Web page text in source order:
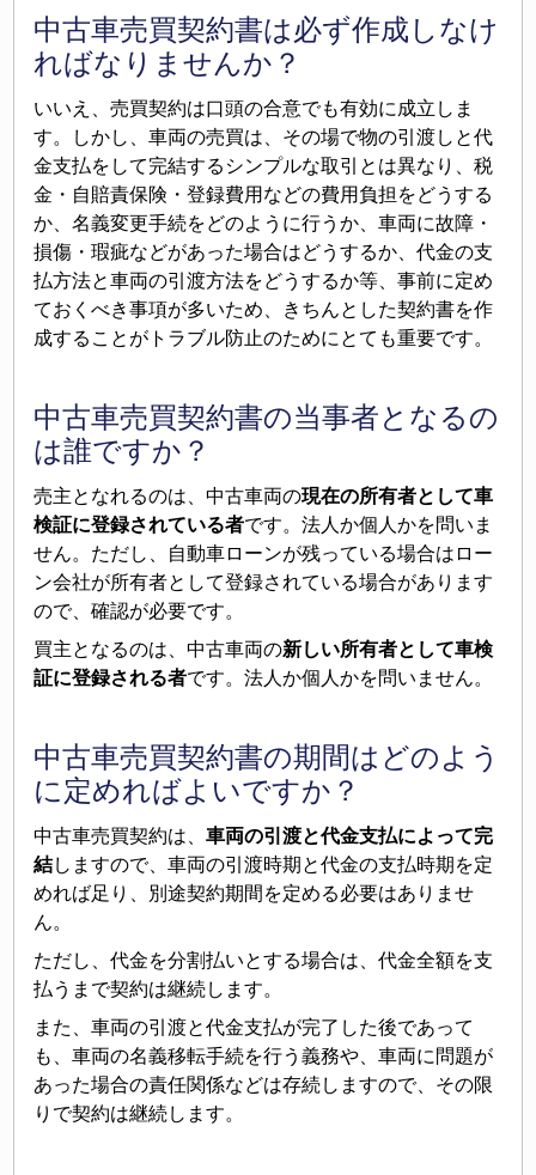
中古車売買契約書は必ず作成しなけ
ればなりませんか？
いいえ、売買契約は口頭の合意でも有効に成立しま
す。しかし、車両の売買は、その場で物の引渡しと代
金支払をして完結するシンプルな取引とは異なり、税
金・自賠責保険・登録費用などの費用負担をどうする
か、名義変更手続をどのように行うか、車両に故障・
損傷・瑕疵などがあった場合はどうするか、代金の支
払方法と車両の引渡方法をどうするか等、事前に定め
ておくべき事項が多いため、きちんとした契約書を作
成することがトラブル防止のためにとても重要です。
中古車売買契約書の当事者となるの
は誰ですか？
売主となれるのは、中古車両の現在の所有者として車
検証に登録されている者です。法人か個人かを問いま
せん。ただし、自動車ローンが残っている場合はロー
ン会社が所有者として登録されている場合があります
ので、確認が必要です。
買主となるのは、中古車両の新しい所有者として車検
証に登録される者です。法人か個人かを問いません。
中古車売買契約書の期間はどのよう
に定めればよいですか？
中古車売買契約は、車両の引渡と代金支払によって完
結しますので、車両の引渡時期と代金の支払時期を定
めれば足り、別途契約期間を定める必要はありませ
ん。
ただし、代金を分割払いとする場合は、代金全額を支
払うまで契約は継続します。
また、車両の引渡と代金支払が完了した後であって
も、車両の名義移転手続を行う義務や、車両に問題が
あった場合の責任関係などは存続しますので、その限
りで契約は継続します。